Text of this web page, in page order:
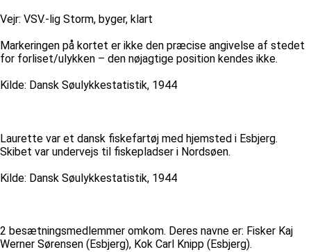
Vejr: VSV.-lig Storm, byger, klart
Markeringen på kortet er ikke den præcise angivelse af stedet
for forliset/ulykken – den nøjagtige position kendes ikke.
Kilde: Dansk Søulykkestatistik, 1944
Laurette var et dansk fiskefartøj med hjemsted i Esbjerg.
Skibet var undervejs til fiskepladser i Nordsøen.
Kilde: Dansk Søulykkestatistik, 1944
2 besætningsmedlemmer omkom. Deres navne er: Fisker Kaj
Werner Sørensen (Esbjerg), Kok Carl Knipp (Esbjerg).